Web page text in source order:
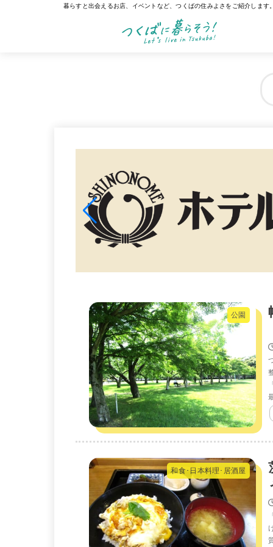
暮らすと出会えるお店、イベントなど、つくばの住みよさをご紹介します
公園
和食･日本料理･居酒屋